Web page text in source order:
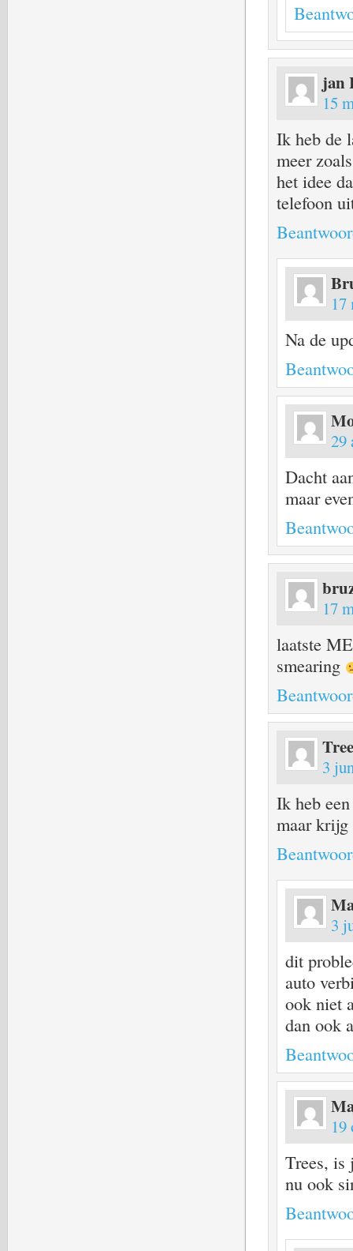
jan
15
Ik heb de
meer
het idee
telefoon
17
Na de
29
Dacht
maar
17
laatste
smearing
3
Ik heb
maar krijg
3
dit
auto
ook niet
dan ook
19
Trees, is
nu ook